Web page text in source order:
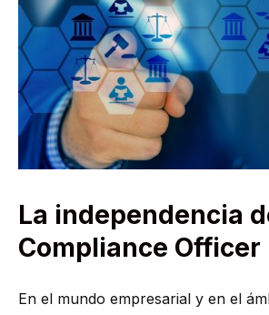
La independencia
Compliance Officer
En el mundo empresarial y en el